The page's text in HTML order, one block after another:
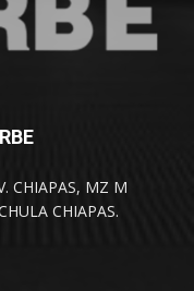
CHIAPAS, MZ M
CHIAPAS.